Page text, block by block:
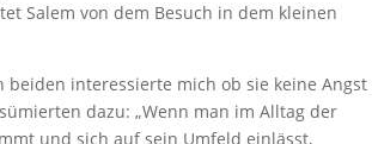
Salem von dem Besuch in dem kleinen
beiden interessierte mich ob sie keine Angst
dazu: „Wenn man im Alltag der
und sich auf sein Umfeld einlässt,